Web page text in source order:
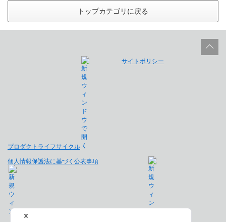
トップカテゴリに戻る
プロダクトライフサイクル
サイトポリシー
個人情報保護法に基づく公表事項